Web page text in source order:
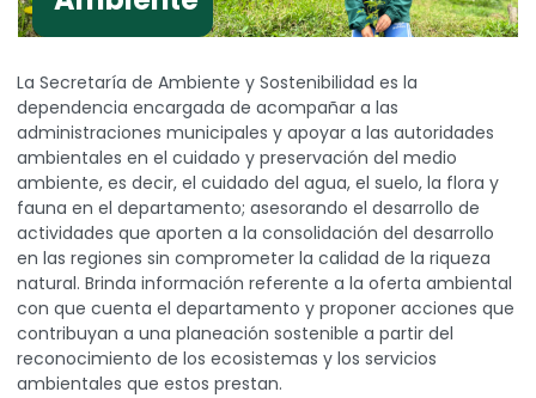
La Secretaría de Ambiente y Sostenibilidad es la
dependencia encargada de acompañar a las
administraciones municipales y apoyar a las autoridades
ambientales en el cuidado y preservación del medio
ambiente, es decir, el cuidado del agua, el suelo, la flora y
fauna en el departamento; asesorando el desarrollo de
actividades que aporten a la consolidación del desarrollo
en las regiones sin comprometer la calidad de la riqueza
natural. Brinda información referente a la oferta ambiental
con que cuenta el departamento y proponer acciones que
contribuyan a una planeación sostenible a partir del
reconocimiento de los ecosistemas y los servicios
ambientales que estos prestan.